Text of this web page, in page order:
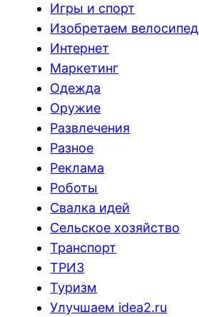
Игры и спорт
Изобретаем велосипед
Интернет
Маркетинг
Одежда
Оружие
Развлечения
Разное
Реклама
Роботы
Свалка идей
Сельское хозяйство
Транспорт
ТРИЗ
Туризм
Улучшаем idea2.ru